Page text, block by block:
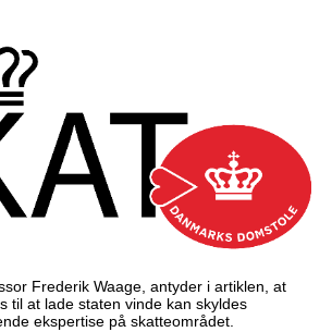
Frederik Waage, antyder i artiklen, at
til at lade staten vinde kan skyldes
ekspertise på skatteområdet.